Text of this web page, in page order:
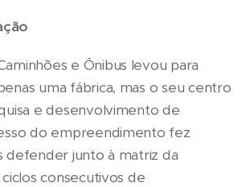
e Ônibus levou para
uma fábrica, mas o seu centro
e desenvolvimento de
do empreendimento fez
defender junto à matriz da
consecutivos de